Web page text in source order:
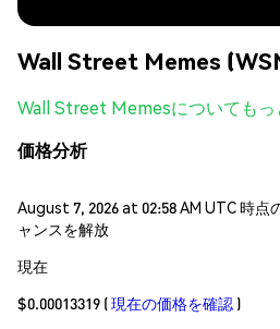
Wall Street Memes
Wall Street Memesについてもっ
価格分析
August 7, 2026 at 02:58 AM UTC 時
ャンスを解放
現在
$0.00013319 (現在の価格を確認 )